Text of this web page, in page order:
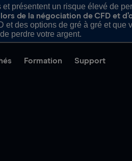
présentent un risque élevé de
de la négociation de CFD et
des options de gré à gré et que
perdre votre argent.
Formation Support